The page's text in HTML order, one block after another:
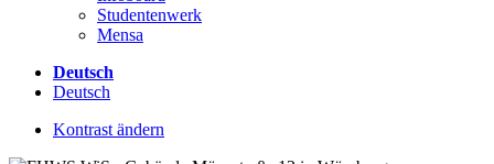
Studentenwerk
Mensa
Deutsch
Deutsch
Kontrast ändern